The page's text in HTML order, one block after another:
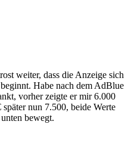
weiter, dass die Anzeige sich
Habe nach dem AdBlue
vorher zeigte er mir 6.000
nun 7.500, beide Werte
bewegt.